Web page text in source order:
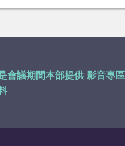
會議期間本部提供 影音專區